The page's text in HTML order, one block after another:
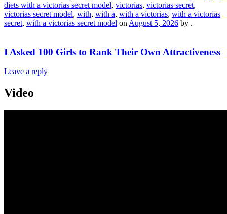
diets with a victorias secret model, victorias, victorias secret,
victorias secret model, with, with a, with a victorias, with a victorias
secret, with a victorias secret model on August 5, 2026 by .
I Asked 100 Girls to Rank Their Own Attractiveness
Leave a reply
Video